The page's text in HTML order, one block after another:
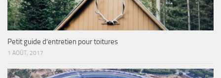
Petit guide d’entretien pour toitures
1 AOÛT, 2017